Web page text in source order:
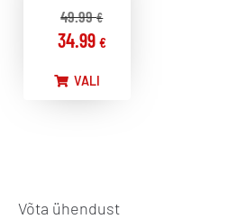
49.99€
34.99 €
VALI
Võta ühendust